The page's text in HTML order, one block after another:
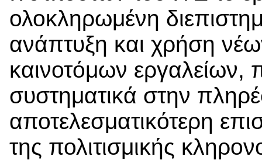
ολοκληρωμένη
ανάπτυξη και χρήση
καινοτόμων εργαλείων,
συστηματικά στην
αποτελεσματικότερη
της πολιτισμικής